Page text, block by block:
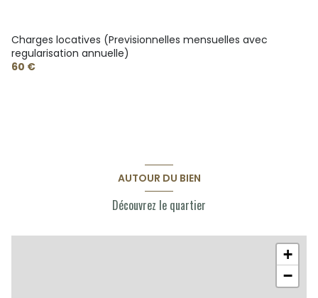
Charges locatives (Previsionnelles mensuelles avec
regularisation annuelle)
60 €
AUTOUR DU BIEN
Découvrez le quartier
+
−